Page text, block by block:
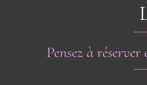
Pensez à